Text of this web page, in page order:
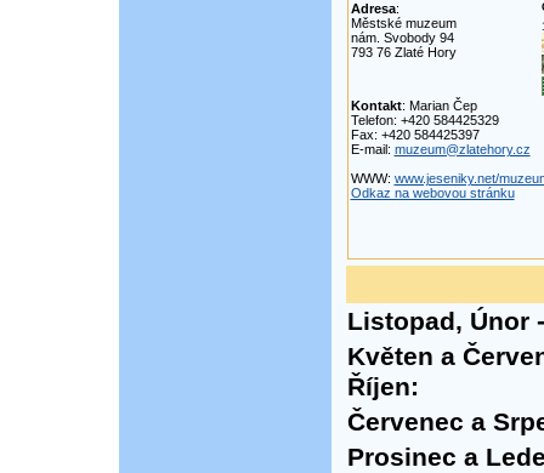
Adresa:
Městské muzeum
nám. Svobody 94
793 76 Zlaté Hory
Kontakt: Marian Čep
Telefon: +420 584425329
Fax: +420 584425397
E-mail: muzeum@zlatehory.cz
WWW: www.jeseniky.net/
Odkaz na webovou stránku
Listopad, Únor
Květen a
Říjen:
Červenec a
Prosinec a